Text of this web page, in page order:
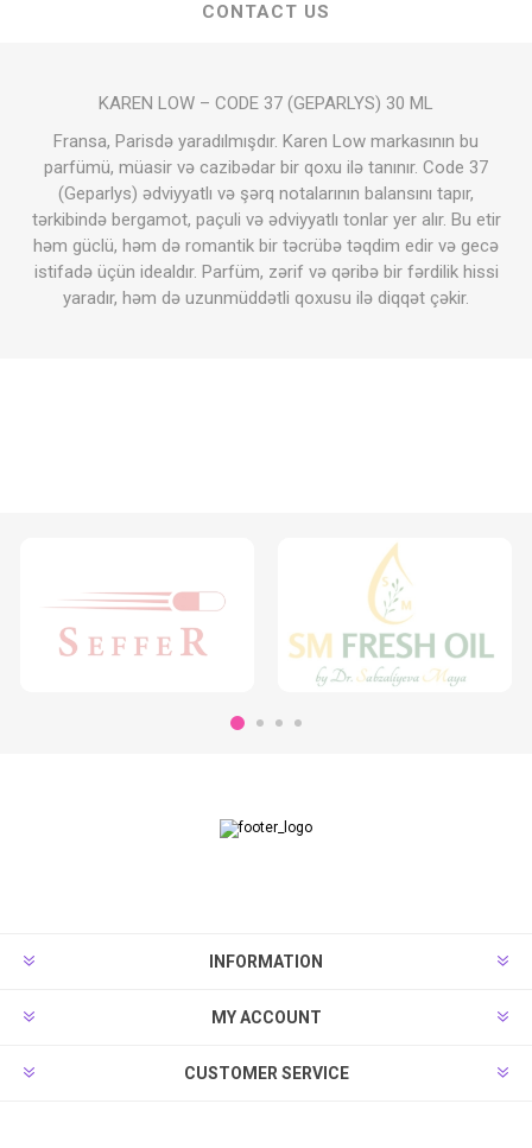
CONTACT US
KAREN LOW – CODE 37 (GEPARLYS) 30 ML
Fransa, Parisdə yaradılmışdır. Karen Low markasının bu
parfümü, müasir və cazibədar bir qoxu ilə tanınır. Code 37
(Geparlys) ədviyyatlı və şərq notalarının balansını tapır,
tərkibində bergamot, paçuli və ədviyyatlı tonlar yer alır. Bu etir
həm güclü, həm də romantik bir təcrübə təqdim edir və gecə
istifadə üçün idealdır. Parfüm, zərif və qəribə bir fərdilik hissi
yaradır, həm də uzunmüddətli qoxusu ilə diqqət çəkir.
INFORMATION
MY ACCOUNT
CUSTOMER SERVICE